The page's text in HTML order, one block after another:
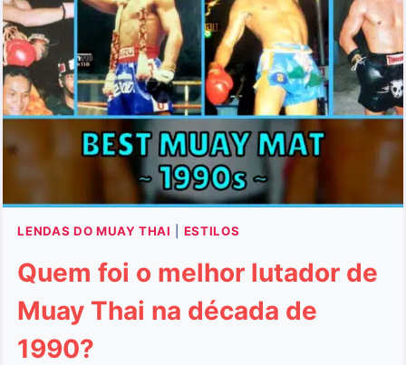
THAI
DÉCADA
DE
1990?
LENDAS DO MUAY THAI ESTILOS
Quem foi o melhor lutador de
Muay Thai na década de
1990?